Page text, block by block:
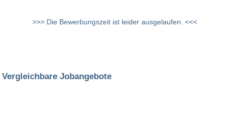
>>> Die Bewerbungszeit ist leider ausgelaufen. <<<
Vergleichbare Jobangebote